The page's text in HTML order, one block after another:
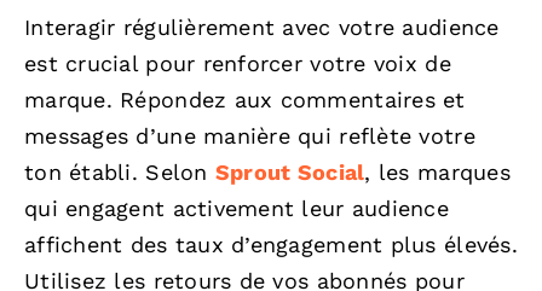
Interagir régulièrement avec votre audience
est crucial pour renforcer votre voix de
marque. Répondez aux commentaires et
messages d’une manière qui reflète votre
ton établi. Selon Sprout Social, les marques
qui engagent activement leur audience
affichent des taux d’engagement plus élevés.
Utilisez les retours de vos abonnés pour